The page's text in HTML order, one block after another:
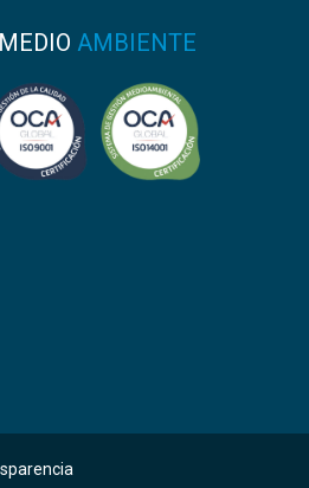
AMBIENTE